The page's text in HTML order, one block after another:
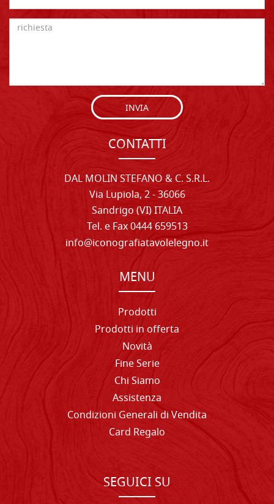
INVIA
CONTATTI
DAL MOLIN STEFANO & C. S.R.L.
Via Lupiola, 2 - 36066
Sandrigo (VI) ITALIA
Tel. e Fax 0444 659513
info@iconografiatavolelegno.it
MENU
Prodotti
Prodotti in offerta
Novità
Fine Serie
Chi Siamo
Assistenza
Condizioni Generali di Vendita
Card Regalo
SEGUICI SU